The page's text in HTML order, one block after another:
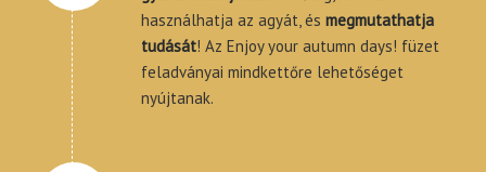
használhatja az agyát, és megmutathatja
tudását! Az Enjoy your autumn days! füzet
feladványai mindkettőre lehetőséget
nyújtanak.